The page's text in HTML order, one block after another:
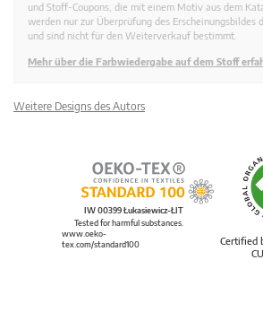
und Stoff-Coupons, die mit einem Motiv aus dem
werden nur zur Überprüfung des Erscheinungsbildes
und sind nicht für den Weiterverkauf bestimmt.
Mehr über die Farbwiedergabe auf dem Stoff
Weitere Designs des Autors
Certified
IW 00399 Łukasiewicz-ŁIT
Tested for harmful substances.
www.oeko-
tex.com/standard100